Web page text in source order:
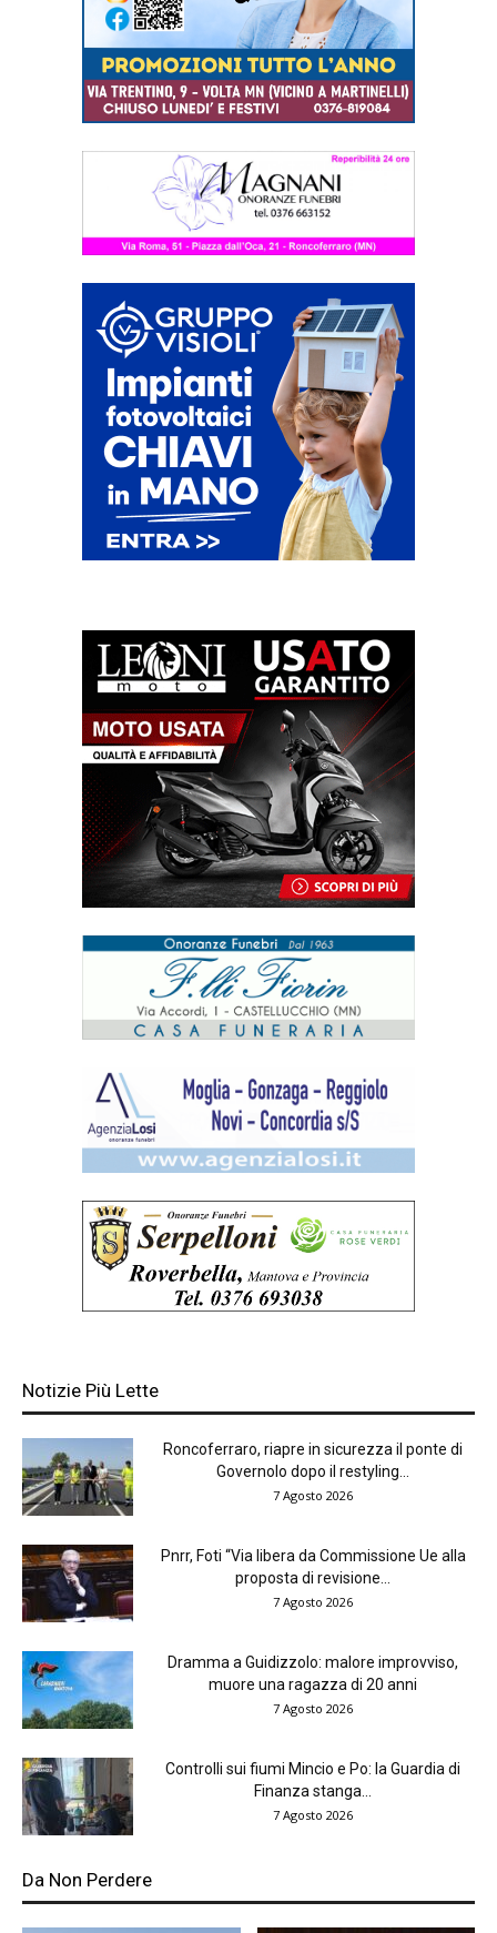
Notizie Più Lette
Roncoferraro, riapre in sicurezza il ponte di
Governolo dopo il restyling...
7 Agosto 2026
Pnrr, Foti “Via libera da Commissione Ue alla
proposta di revisione...
7 Agosto 2026
Dramma a Guidizzolo: malore improvviso,
muore una ragazza di 20 anni
7 Agosto 2026
Controlli sui fiumi Mincio e Po: la Guardia di
Finanza stanga...
7 Agosto 2026
Da Non Perdere